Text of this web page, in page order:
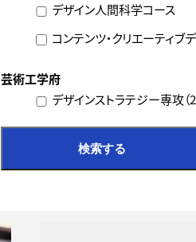
デザイン人間科学コース
コンテンツ・クリエーティブ
芸術工学府
デザインストラテジー専攻
検索する